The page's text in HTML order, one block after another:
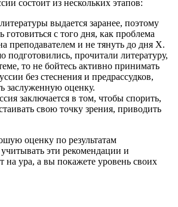
состоит из нескольких этапов:
выдается заранее, поэтому
готовиться с того дня, как проблема
преподавателем и не тянуть до дня Х.
подготовились, прочитали литературу,
то не бойтесь активно принимать
без стеснения и предрассудков,
заслуженную оценку.
заключается в том, чтобы спорить,
свою точку зрения, приводить
оценку по результатам
эти рекомендации и
на ура, а вы покажете уровень своих